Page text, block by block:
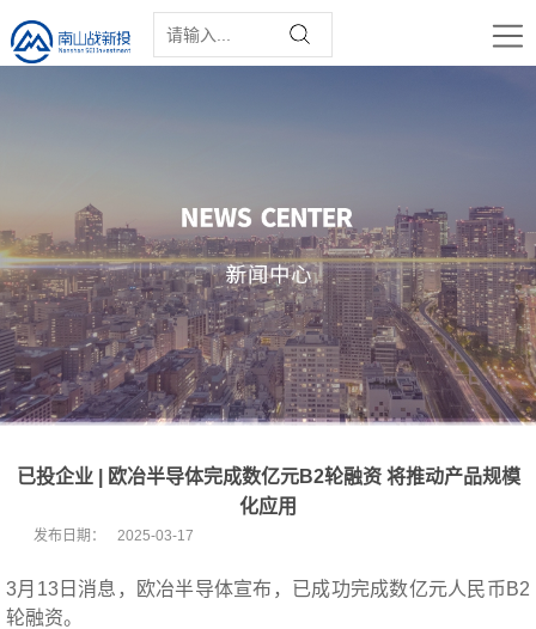
已投企业 | 欧冶半导体完成数亿元B2轮融资 将推动产品规模
化应用
发布日期： 2025-03-17
3月13日消息，欧冶半导体宣布，已成功完成数亿元人民币B2
轮融资。